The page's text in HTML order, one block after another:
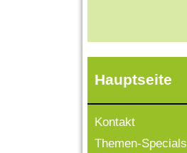
Hauptseite
Kontakt
Themen-Specials